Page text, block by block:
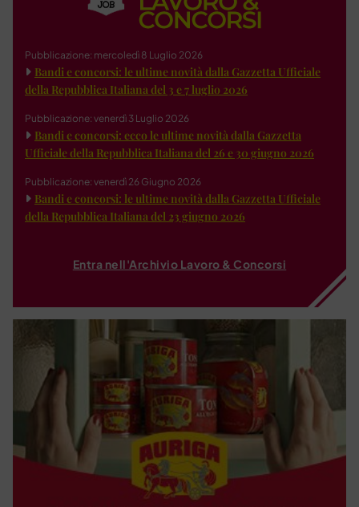
Pubblicazione: mercoledì 8 Luglio 2026
Bandi e concorsi: le ultime novità dalla Gazzetta Ufficiale
della Repubblica Italiana del 3 e 7 luglio 2026
Pubblicazione: venerdì 3 Luglio 2026
Bandi e concorsi: ecco le ultime novità dalla Gazzetta
Ufficiale della Repubblica Italiana del 26 e 30 giugno 2026
Pubblicazione: venerdì 26 Giugno 2026
Bandi e concorsi: le ultime novità dalla Gazzetta Ufficiale
della Repubblica Italiana del 23 giugno 2026
Entra nell'Archivio Lavoro & Concorsi